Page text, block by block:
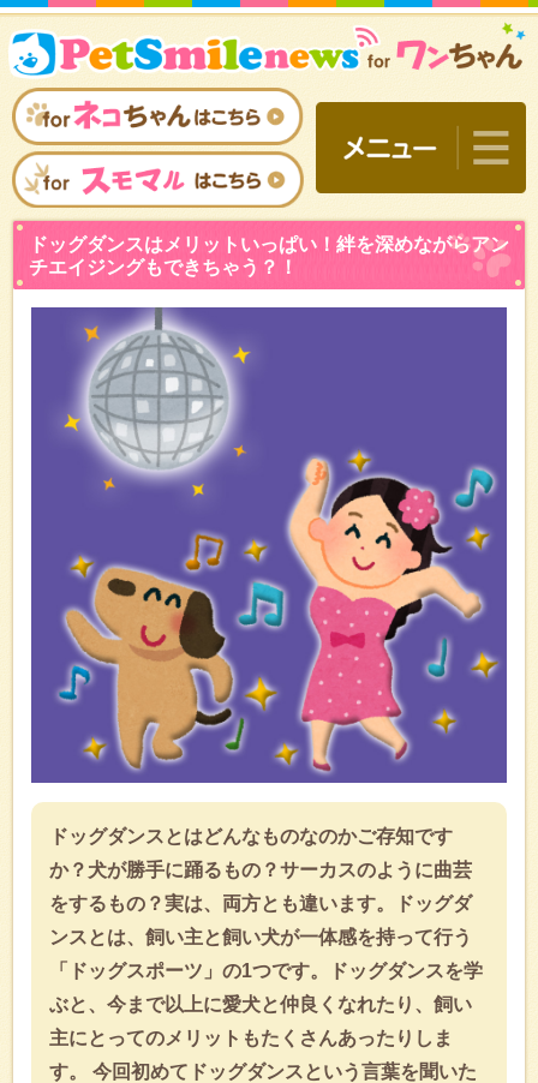
ドッグダンスはメリット
チエイジングもできちゃう
ドッグダンスとはどんなものなのかご存知です
か？犬が勝手に踊るもの？サーカスのように曲芸
をするもの？実は、両方とも違います。ドッグダ
ンスとは、飼い主と飼い犬が一体感を持って行う
「ドッグスポーツ」の1つです。ドッグダンスを学
ぶと、今まで以上に愛犬と仲良くなれたり、飼い
主にとってのメリットもたくさんあったりしま
す。 今回初めてドッグダンスという言葉を聞いた